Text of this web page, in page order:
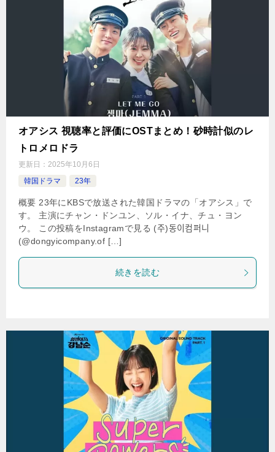
オアシス 視聴率と評価にOSTまとめ！砂時計似のレ
トロメロドラ
更新日： 2025年10月6日
韓国ドラマ
23年
概要 23年にKBSで放送された韓国ドラマの「オアシス」で
す。 主演にチャン・ドンユン、ソル・イナ、チュ・ヨン
ウ。 この投稿をInstagramで見る (주)동이컴퍼니
(@dongyicompany.of […]
続きを読む